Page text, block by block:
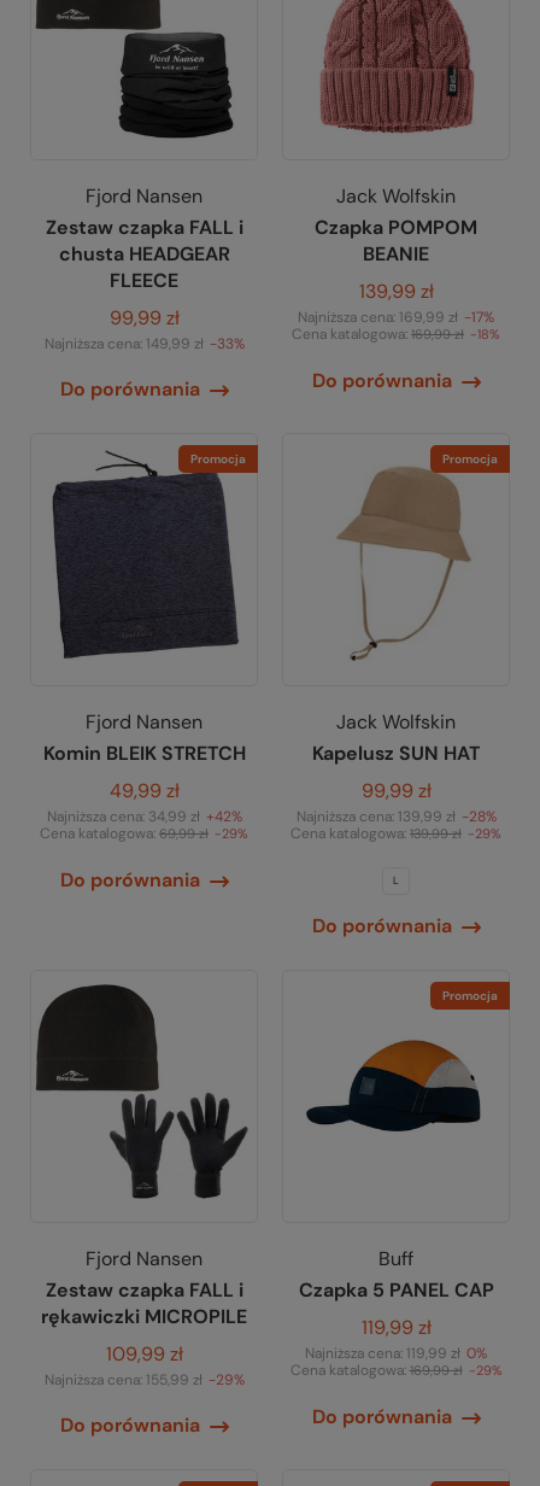
Fjord Nansen
Zestaw czapka FALL i
chusta HEADGEAR
FLEECE
99,99 zł
Najniższa cena:149,99 zł -33%
Do porównania
Jack Wolfskin
Czapka POMPOM
BEANIE
139,99 zł
Najniższa cena:169,99 zł -17%
Cena katalogowa: 169,99 zł -18%
Do porównania
Promocja
Fjord Nansen
Komin BLEIK STRETCH
49,99 zł
Najniższa cena: 34,99 zł +42%
Cena katalogowa: 69,99 zł -29%
Do porównania
Promocja
Jack Wolfskin
Kapelusz SUN HAT
99,99 zł
Najniższa cena:139,99 zł -28%
Cena katalogowa: 139,99 zł -29%
L
Do porównania
Fjord Nansen
Zestaw czapka FALL i
rękawiczki MICROPILE
109,99 zł
Najniższa cena:155,99 zł -29%
Do porównania
Promocja
Buff
Czapka 5 PANEL CAP
119,99 zł
Najniższa cena:119,99 zł 0%
Cena katalogowa:169,99 zł -29%
Do porównania